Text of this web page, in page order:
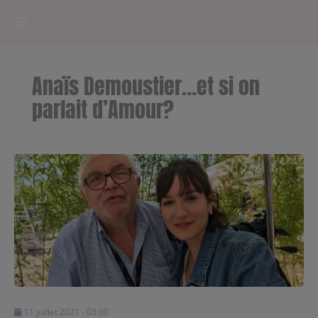
RADIOPLAYER
PODCASTS
Cultur'Ciné - Jean Meurice
CONCOURS
Contact
Anaïs Demoustier…et si on
parlait d’Amour?
11 juillet 2021 - 03:00